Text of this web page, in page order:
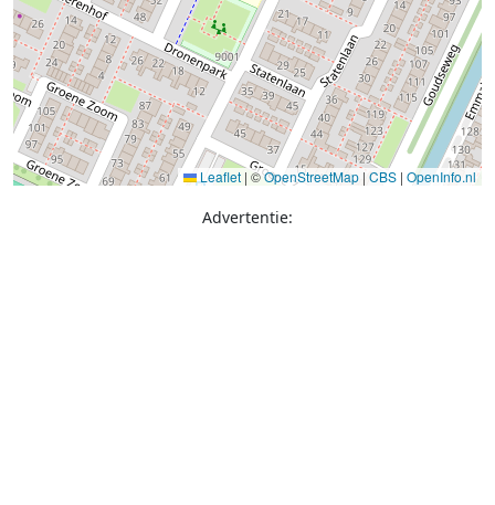
Leaflet | ©OpenStreetMap | CBS | OpenInfo.nl
Advertentie: